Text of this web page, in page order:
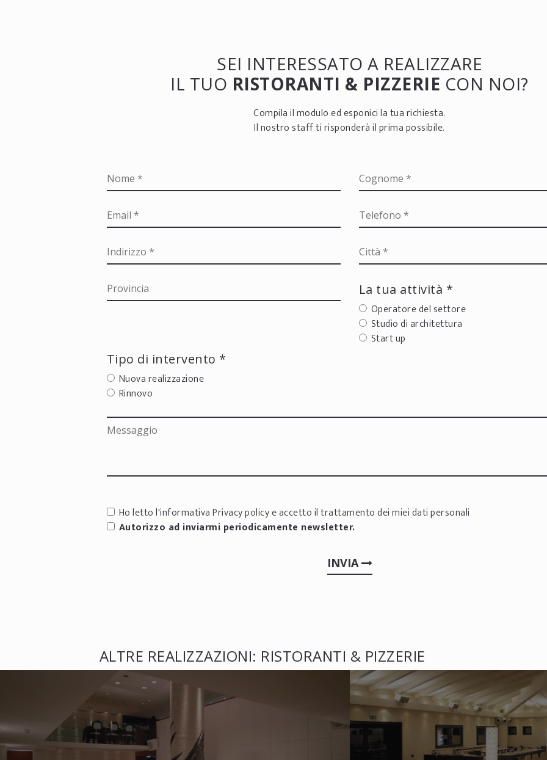
SEI INTERESSATO A REALIZZARE
IL TUO RISTORANTI & PIZZERIE CON NOI?
Compila il modulo ed esponici la tua richiesta.
Il nostro staff ti risponderà il prima possibile.
La tua attività *
Operatore del settore
Studio di architettura
Start up
Tipo di intervento *
Nuova realizzazione
Rinnovo
Ho letto l'informativaPrivacy policye accetto il trattamento dei miei dati personali
Autorizzo ad inviarmi periodicamente newsletter.
INVIA
ALTRE REALIZZAZIONI: RISTORANTI & PIZZERIE